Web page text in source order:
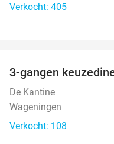
Verkocht: 405
3-gangen
De Kantine
Wageningen
Verkocht: 108